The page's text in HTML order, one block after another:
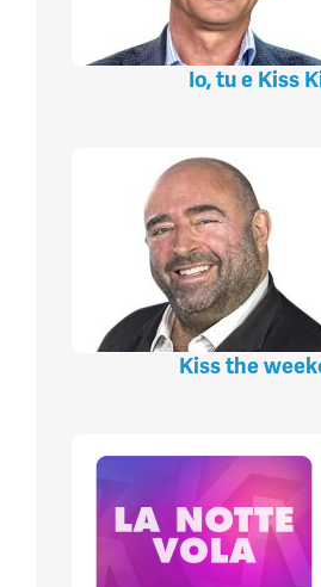
Io, tu e Kiss
Kiss the